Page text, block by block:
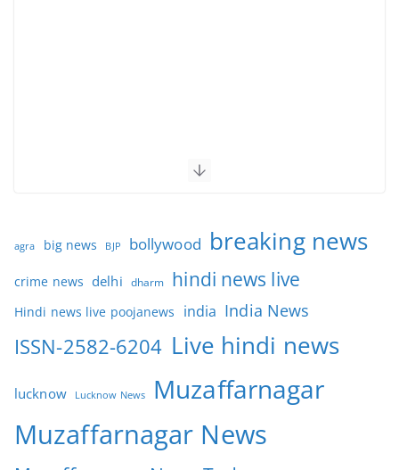
agra big news BJP bollywood breaking news
crime news delhi dharm hindi news live
Hindi news live poojanews india India News
ISSN-2582-6204 Live hindi news
lucknow Lucknow News Muzaffarnagar
Muzaffarnagar News